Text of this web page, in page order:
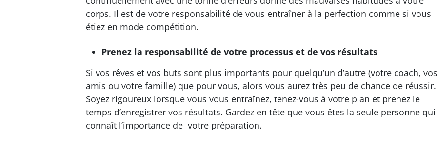
corps. Il est de votre responsabilité de vous entraîner à la perfection comme si vous
étiez en mode compétition.
Prenez la responsabilité de votre processus et de vos résultats
Si vos rêves et vos buts sont plus importants pour quelqu’un d’autre (votre coach, vos
amis ou votre famille) que pour vous, alors vous aurez très peu de chance de réussir.
Soyez rigoureux lorsque vous vous entraînez, tenez-vous à votre plan et prenez le
temps d’enregistrer vos résultats. Gardez en tête que vous êtes la seule personne qui
connaît l’importance de votre préparation.